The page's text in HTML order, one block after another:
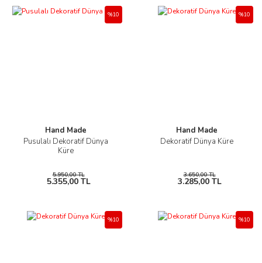
Hand Made
Pusulalı Dekoratif Dünya
Küre
%10
5.950,00 TL
5.355,00 TL
Hand Made
Dekoratif Dünya Küre
%10
3.650,00 TL
3.285,00 TL
%10 %10